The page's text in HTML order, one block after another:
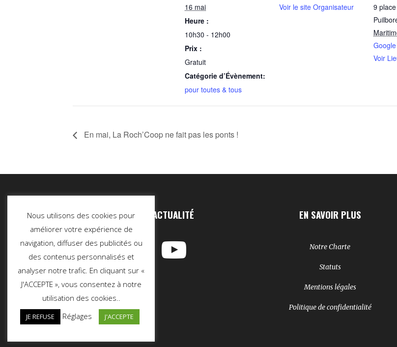
16 mai
Heure :
10h30 - 12h00
Prix :
Gratuit
Catégorie d’Évènement:
pour toutes & tous
Voir le site Organisateur
9
Voir
En mai, La Roch’Coop ne fait pas les ponts !
SUIVEZ NOTRE ACTUALITÉ EN SAVOIR PLUS
Notre Charte
Statuts
Mentions légales
Politique de confidentialité
Nous utilisons des cookies pour
améliorer votre expérience de
navigation, diffuser des publicités ou
des contenus personnalisés et
analyser notre trafic. En cliquant sur «
J'ACCEPTE », vous consentez à notre
utilisation des cookies..
JE REFUSE Réglages J'ACCEPTE